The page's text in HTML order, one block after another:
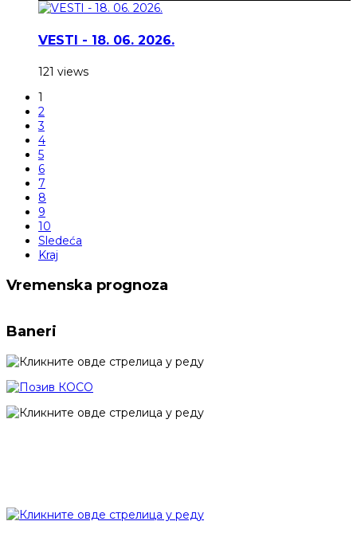
VESTI - 18. 06. 2026.
121 views
1
2
3
4
5
6
7
8
9
10
Sledeća
Kraj
Vremenska prognoza
Baneri